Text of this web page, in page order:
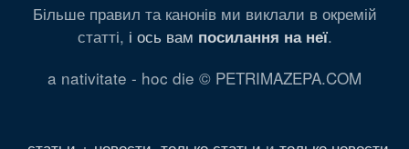
Більше правил та канонів ми виклали в окремій
статті, і ось вам посилання на неї.
a nativitate - hoc die © PETRIMAZEPA.COM